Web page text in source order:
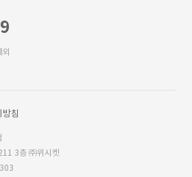
침
3층 ㈜위시켓